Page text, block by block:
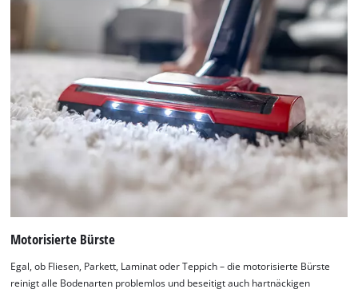
Motorisierte Bürste
Egal, ob Fliesen, Parkett, Laminat oder Teppich – die motorisierte Bürste
reinigt alle Bodenarten problemlos und beseitigt auch hartnäckigen